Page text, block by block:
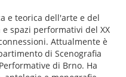
e teorica dell'arte e del
spazi performativi del XX
Attualmente è
di Scenografia
di Brno. Ha